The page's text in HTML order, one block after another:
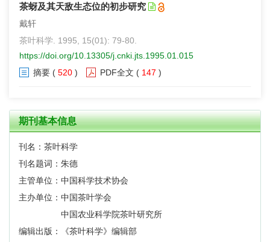
茶蚜及其天敌生态位的初步研究
戴轩
茶叶科学. 1995, 15(01): 79-80.
https://doi.org/10.13305/j.cnki.jts.1995.01.015
摘要 ( 520 ) PDF全文 ( 147 )
期刊基本信息
刊名：茶叶科学
刊名题词：朱德
主管单位：中国科学技术协会
主办单位：中国茶叶学会
中国农业科学院茶叶研究所
编辑出版：《茶叶科学》编辑部